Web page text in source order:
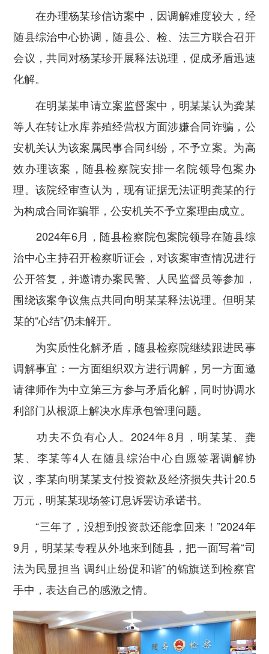
在办理杨某珍信访案中，因调解难度较大，经
随县综治中心协调，随县公、检、法三方联合召开
会议，共同对杨某珍开展释法说理，促成矛盾迅速
化解。
在明某某申请立案监督案中，明某某认为龚某
等人在转让水库养殖经营权方面涉嫌合同诈骗，公
安机关认为该案属民事合同纠纷，不予立案。为高
效办理该案，随县检察院安排一名院领导包案办
理。该院经审查认为，现有证据无法证明龚某的行
为构成合同诈骗罪，公安机关不予立案理由成立。
2024年6月，随县检察院包案院领导在随县综
治中心主持召开检察听证会，对该案审查情况进行
公开答复，并邀请办案民警、人民监督员等参加，
围绕该案争议焦点共同向明某某释法说理。但明某
某的“心结”仍未解开。
为实质性化解矛盾，随县检察院继续跟进民事
调解事宜：一方面组织双方进行调解，另一方面邀
请律师作为中立第三方参与矛盾化解，同时协调水
利部门从根源上解决水库承包管理问题。
功夫不负有心人。2024年8月，明某某、龚
某、李某等4人在随县综治中心自愿签署调解协
议，李某向明某某支付投资款及经济损失共计20.5
万元，明某某现场签订息诉罢访承诺书。
“三年了，没想到投资款还能拿回来！”2024年
9月，明某某专程从外地来到随县，把一面写着“司
法为民显担当 调纠止纷促和谐”的锦旗送到检察官
手中，表达自己的感激之情。